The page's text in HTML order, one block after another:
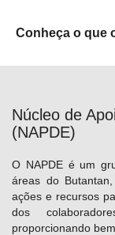
Conheça o que
Núcleo de
(NAPDE)
O NAPDE é um
áreas do
ações e recursos
dos
proporcionando